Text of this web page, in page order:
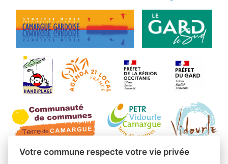
Votre commune respecte votre vie privée